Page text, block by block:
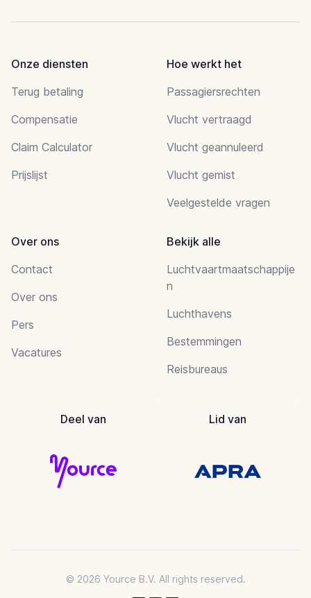
Onze diensten
Terug betaling
Compensatie
Claim Calculator
Prijslijst
Hoe werkt het
Passagiersrechten
Vlucht vertraagd
Vlucht geannuleerd
Vlucht gemist
Veelgestelde vragen
Over ons
Contact
Over ons
Pers
Vacatures
Bekijk alle
Luchtvaartmaatschappije
n
Luchthavens
Bestemmingen
Reisbureaus
Deel van Lid van
© 2026 Yource B.V. All rights reserved.